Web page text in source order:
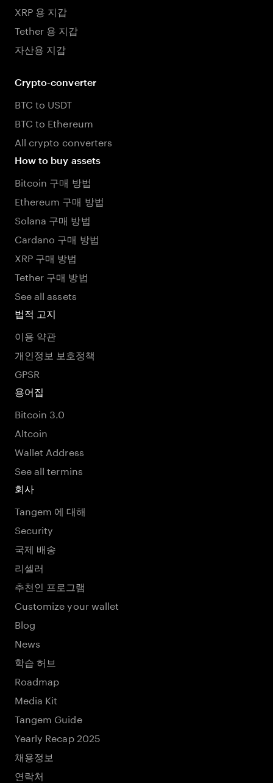
XRP 용 지갑
Tether 용 지갑
자산용 지갑
Crypto-converter
BTC to USDT
BTC to Ethereum
All crypto converters
How to buy assets
Bitcoin 구매 방법
Ethereum 구매 방법
Solana 구매 방법
Cardano 구매 방법
XRP 구매 방법
Tether 구매 방법
See all assets
법적 고지
이용 약관
개인정보 보호정책
GPSR
용어집
Bitcoin 3.0
Altcoin
Wallet Address
See all termins
회사
Tangem 에 대해
Security
국제 배송
리셀러
추천인 프로그램
Customize your wallet
Blog
News
학습 허브
Roadmap
Media Kit
Tangem Guide
Yearly Recap 2025
채용정보
연락처